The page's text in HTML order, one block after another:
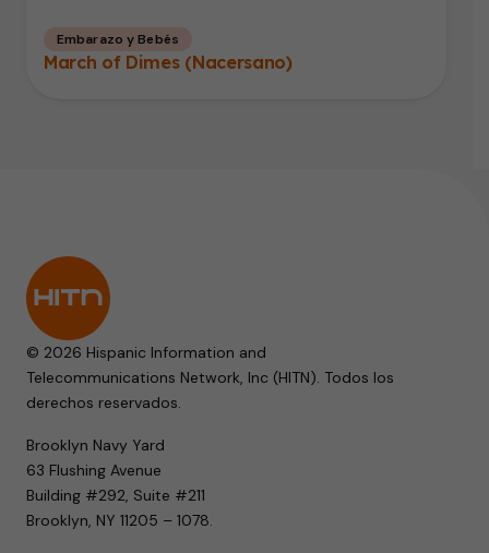
Embarazo y Bebés
March of Dimes (Nacersano)
© 2026 Hispanic Information and
Telecommunications Network, Inc (HITN). Todos los
derechos reservados.
Brooklyn Navy Yard
63 Flushing Avenue
Building #292, Suite #211
Brooklyn, NY 11205 – 1078.